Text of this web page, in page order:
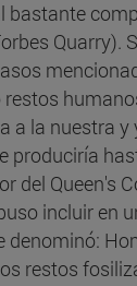
bastante
Quarry).
a la nuestra y
produciría
del Queen's
incluir en
denominó:
restos